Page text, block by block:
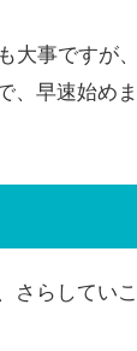
大事ですが
、早速始めま
さらしていこ